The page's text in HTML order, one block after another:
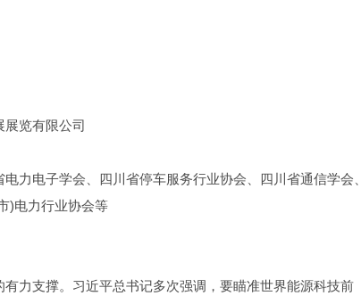
览有限公司
力电子学会、四川省停车服务行业协会、四川省通信学会、
)电力行业协会等
力支撑。习近平总书记多次强调，要瞄准世界能源科技前